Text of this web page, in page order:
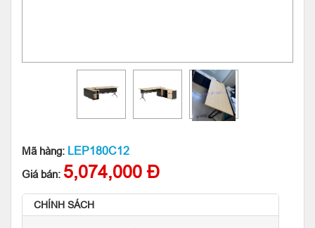
Mã hàng: LEP180C12
Giá bán: 5,074,000 Đ
CHÍNH SÁCH